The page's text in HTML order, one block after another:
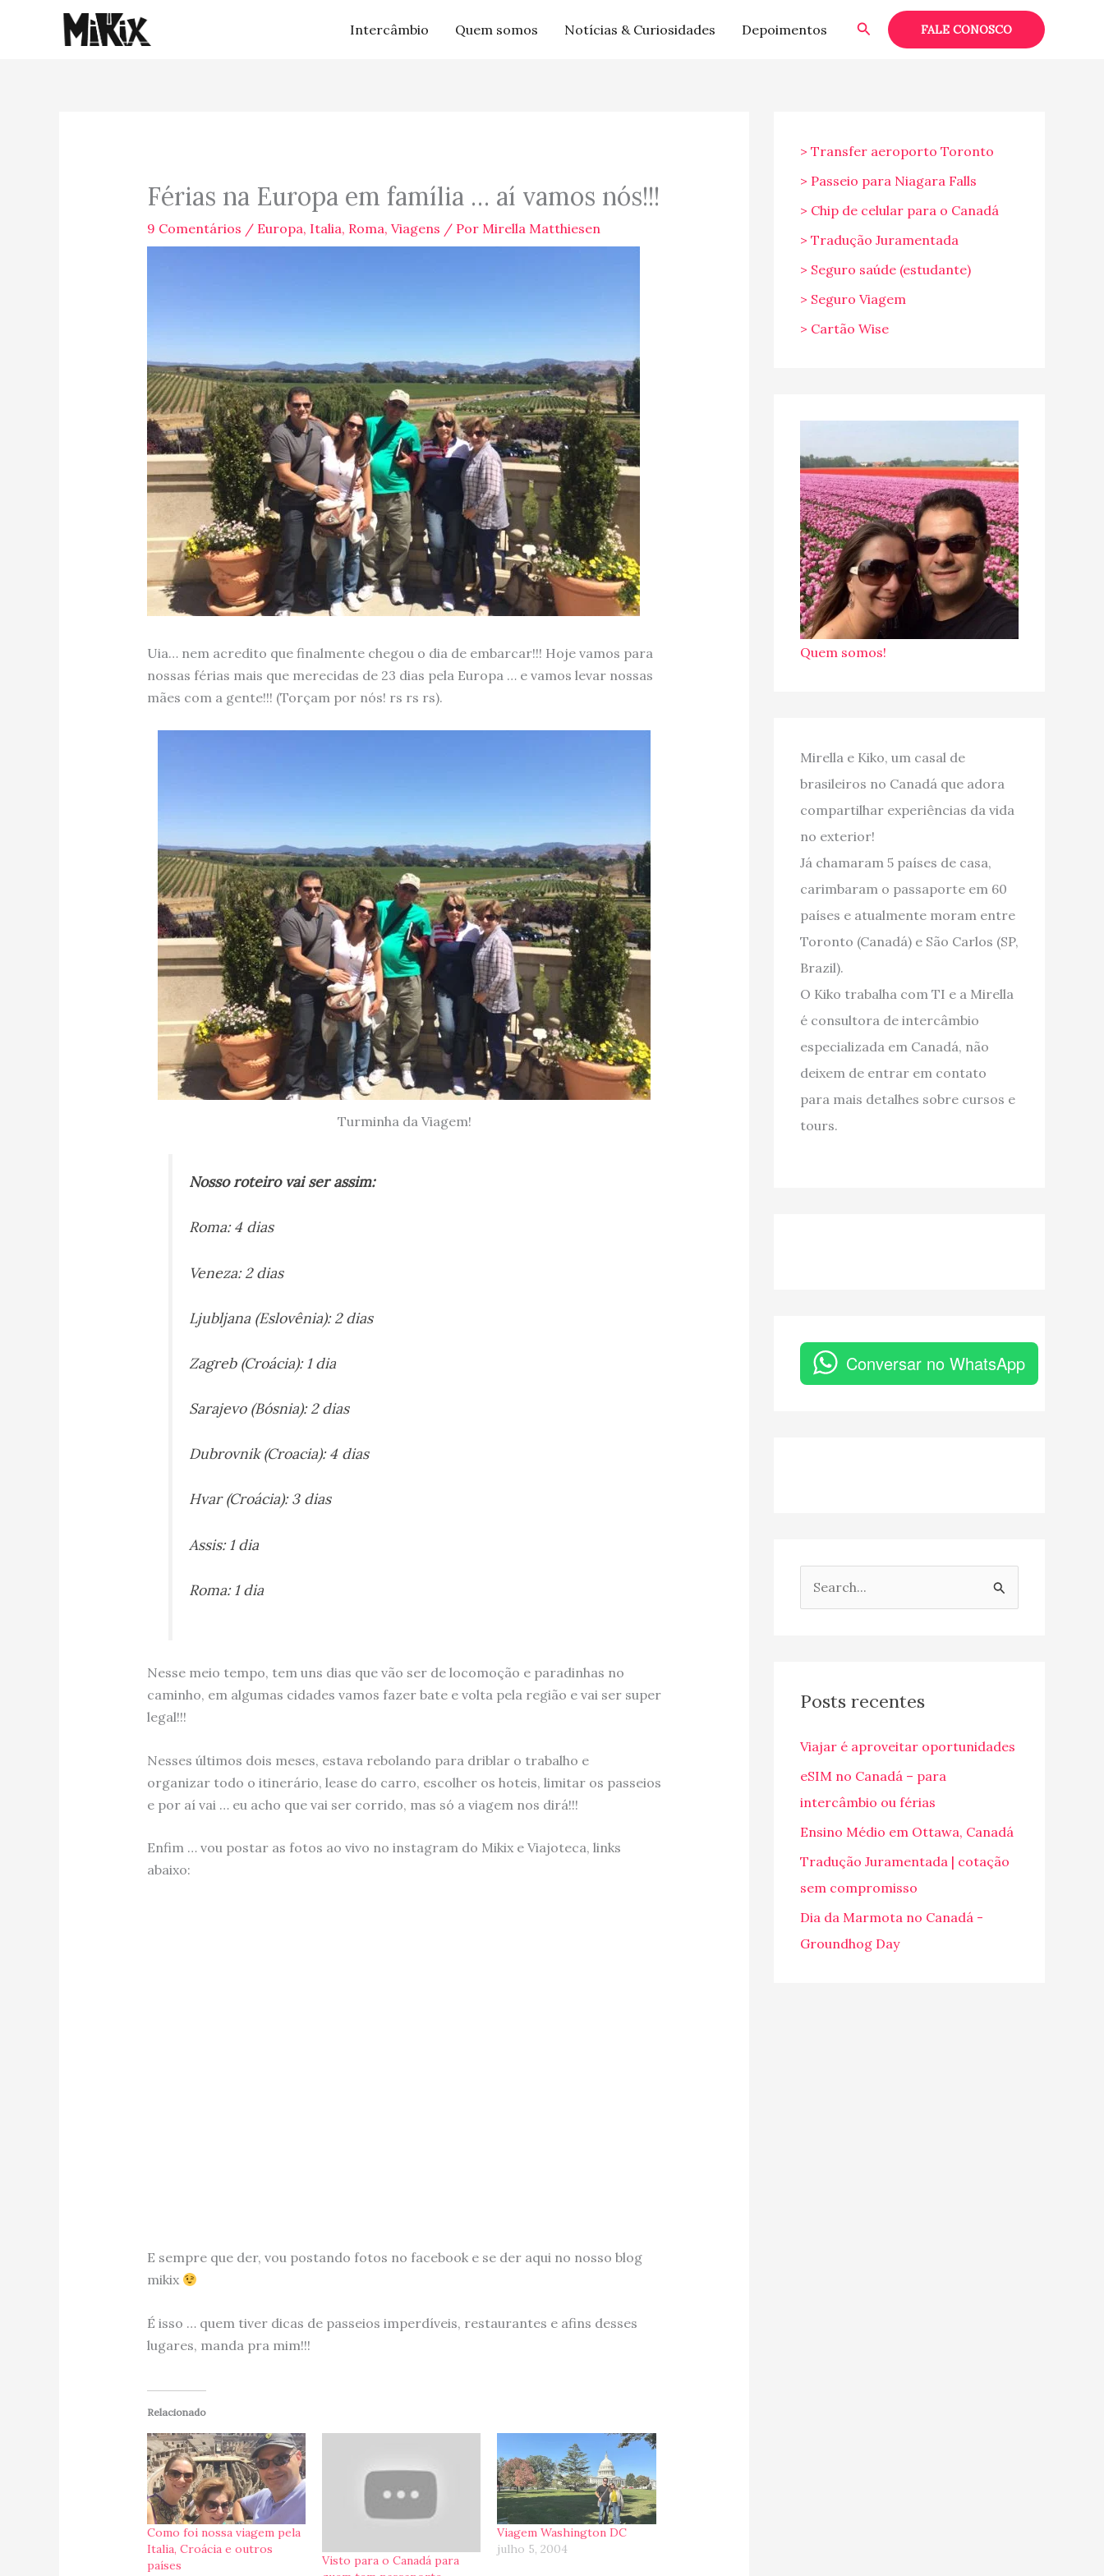
Intercâmbio Quem somos Notícias & Curiosidades Depoimentos PesquisarFALE CONOSCO
Férias na Europa em família … aí vamos nós!!!
9 Comentários / Europa, Italia, Roma, Viagens / Por Mirella Matthiesen
Uia… nem acredito que finalmente chegou o dia de embarcar!!! Hoje vamos para
nossas férias mais que merecidas de 23 dias pela Europa … e vamos levar nossas
mães com a gente!!! (Torçam por nós! rs rs rs).
Turminha da Viagem!
Nosso roteiro vai ser assim:
Roma: 4 dias
Veneza: 2 dias
Ljubljana (Eslovênia): 2 dias
Zagreb (Croácia): 1 dia
Sarajevo (Bósnia): 2 dias
Dubrovnik (Croacia): 4 dias
Hvar (Croácia): 3 dias
Assis: 1 dia
Roma: 1 dia
Nesse meio tempo, tem uns dias que vão ser de locomoção e paradinhas no
caminho, em algumas cidades vamos fazer bate e volta pela região e vai ser super
legal!!!
Nesses últimos dois meses, estava rebolando para driblar o trabalho e
organizar todo o itinerário, lease do carro, escolher os hoteis, limitar os passeios
e por aí vai … eu acho que vai ser corrido, mas só a viagem nos dirá!!!
Enfim … vou postar as fotos ao vivo no instagram do Mikix e Viajoteca, links
abaixo:
E sempre que der, vou postando fotos no facebook e se der aqui no nosso blog
mikix
É isso … quem tiver dicas de passeios imperdíveis, restaurantes e afins desses
lugares, manda pra mim!!!
Relacionado
Como foi nossa viagem pela
Italia, Croácia e outros
países
Visto para o Canadá para
Viagem Washington DC
julho 5, 2004
> Transfer aeroporto Toronto
> Passeio para Niagara Falls
> Chip de celular para o Canadá
> Tradução Juramentada
> Seguro saúde (estudante)
> Seguro Viagem
> Cartão Wise
Quem somos!
Mirella e Kiko, um casal de
brasileiros no Canadá que adora
compartilhar experiências da vida
no exterior!
Já chamaram 5 países de casa,
carimbaram o passaporte em 60
países e atualmente moram entre
Toronto (Canadá) e São Carlos (SP,
Brazil).
O Kiko trabalha com TI e a Mirella
é consultora de intercâmbio
especializada em Canadá, não
deixem de entrar em contato
para mais detalhes sobre cursos e
tours.
Conversar no WhatsApp
u
s
a
r
p
o
Posts recentes
Viajar é aproveitar oportunidades
eSIM no Canadá – para
intercâmbio ou férias
Ensino Médio em Ottawa, Canadá
Tradução Juramentada | cotação
sem compromisso
Dia da Marmota no Canadá -
Groundhog Day